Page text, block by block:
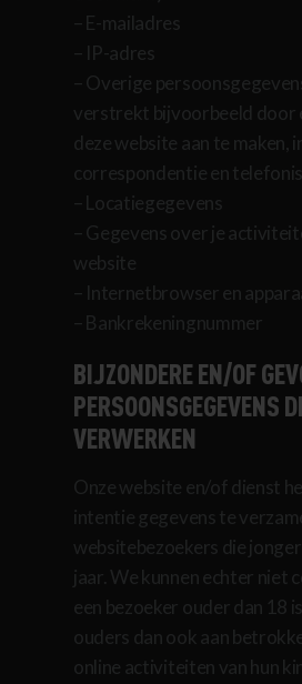
– E-mailadres
– IP-adres
– Overige
verstrekt bijvoorbeeld door
deze website aan te maken,
correspondentie en
– Locatiegegevens
– Gegevens over je
website
– Internetbrowser en
– Bankrekeningnummer
BIJZONDERE EN/OF
PERSOONSGEGEVENS
VERWERKEN
Onze website en/of dienst
intentie gegevens te
websitebezoekers die
jaar. We kunnen echter niet
een bezoeker ouder dan 18
ouders dan ook aan
online activiteiten van hun